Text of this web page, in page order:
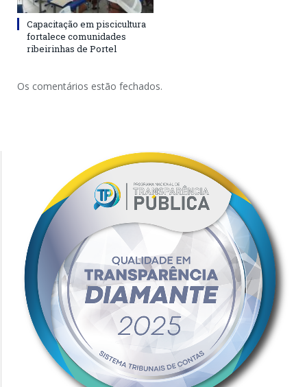
Capacitação em piscicultura
fortalece comunidades
ribeirinhas de Portel
Os comentários estão fechados.